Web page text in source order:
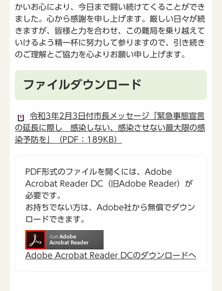
かいお心により、今日まで闘い続けてくることができ
ました。心から感謝を申し上げます。厳しい日々が続
きますが、皆様と力を合わせ、この難局を乗り越えて
いけるよう精一杯に努力して参りますので、引き続き
のご理解とご協力を心よりお願い申し上げます。
ファイルダウンロード
令和3年2月3日付市長メッセージ「緊急事態宣言
の延長に際し 感染しない、感染させない最大限の感
染予防を」（PDF：189KB）
PDF形式のファイルを開くには、Adobe
Acrobat Reader DC（旧Adobe Reader）が
必要です。
お持ちでない方は、Adobe社から無償でダウン
ロードできます。
Adobe Acrobat Reader DCのダウンロードへ